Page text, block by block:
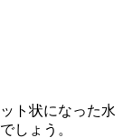
ト状になった水
しょう。